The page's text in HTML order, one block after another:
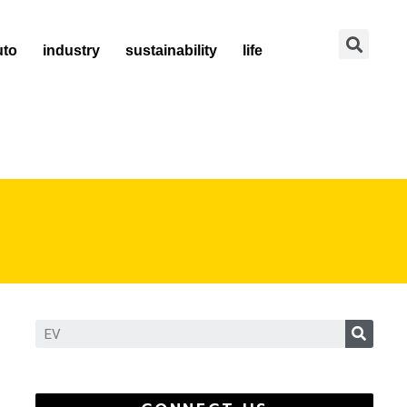
industry sustainability life